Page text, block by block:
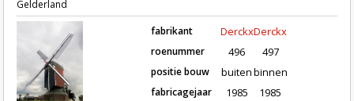
Gelderland
fabrikant
roenummer
positie bouw
fabricagejaar
Derckx
496
buiten
1985
Derckx
497
binnen
1985